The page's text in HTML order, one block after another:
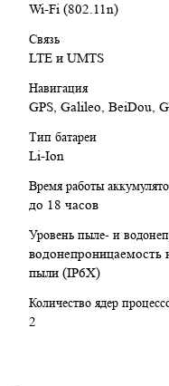
Wi-Fi (802.11n)
Связь
LTE и UMTS
Навигация
GPS, Galileo, BeiDou,
Тип батареи
Li-Ion
Время работы
до 18 часов
Уровень пыле- и
водонепроницаемость
пыли (IP6X)
Количество ядер
2